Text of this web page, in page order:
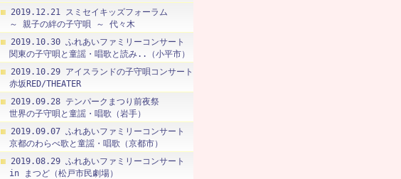
2019.12.21 スミセイキッズフォーラム
～ 親子の絆の子守唄 ～ 代々木
2019.10.30 ふれあいファミリーコンサート
関東の子守唄と童謡・唱歌と読み..（小平市）
2019.10.29 アイスランドの子守唄コンサート
赤坂RED/THEATER
2019.09.28 テンパークまつり前夜祭
世界の子守唄と童謡・唱歌（岩手）
2019.09.07 ふれあいファミリーコンサート
京都のわらべ歌と童謡・唱歌（京都市）
2019.08.29 ふれあいファミリーコンサート
in まつど（松戸市民劇場）